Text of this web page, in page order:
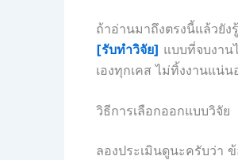
ถ้าอ่านมาถึงตรงนี้แล้วยั
[รับทำวิจัย] แบบที่จบงาน
เองทุกเคส ไม่ทิ้งงานแน่
วิธีการเลือกออกแบบวิจัย
ลองประเมินดูนะครับว่า